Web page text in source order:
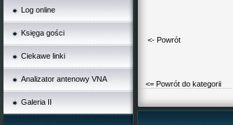
Log online
Księga gości
Ciekawe linki
Analizator antenowy VNA
Galeria II
<- Powrót
<= Powrót do kategorii